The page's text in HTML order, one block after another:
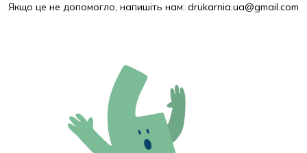
Якщо це не допомогло, напишіть нам: drukarnia.ua@gmail.com